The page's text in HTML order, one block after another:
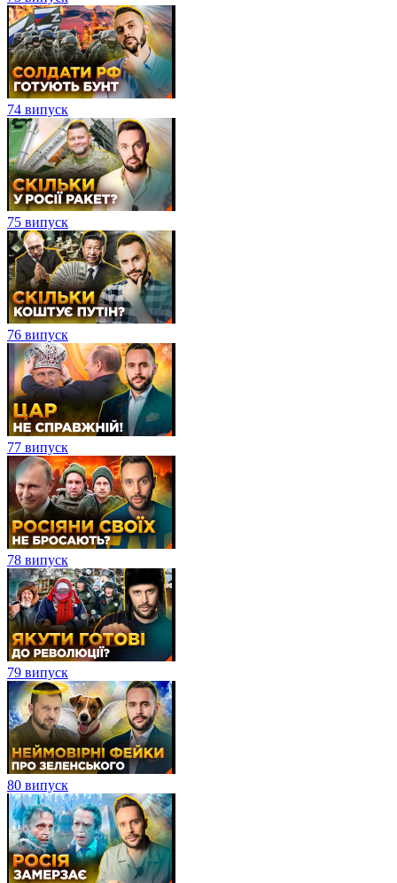
74 випуск
75 випуск
76 випуск
77 випуск
78 випуск
79 випуск
80 випуск